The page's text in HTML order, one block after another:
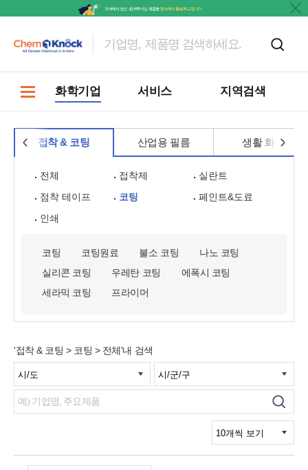
화학기업 서비스 지역검색
접착 & 코팅 산업용 필름 생활 화학
전체 접착제
실란트
점착 테이프
코팅
페인트&도료
인쇄
코팅 코팅원료 불소 코팅
나노 코팅
실리콘 코팅
우레탄 코팅
에폭시 코팅
세라믹 코팅
프라이머
'접착 & 코팅 > 코팅 > 전체'내 검색